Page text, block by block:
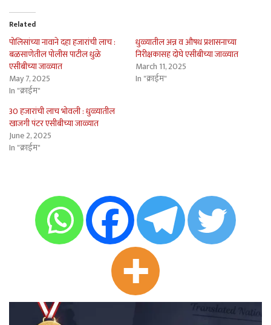
Related
पोलिसांच्या नावाने दहा हजारांची लाच :
बळसाणेतील पोलीस पाटील धुळे
एसीबीच्या जाळ्यात
May 7, 2025
In "क्राईम"
धुळ्यातील अन्न व औषध प्रशासनाच्या
निरीक्षकासह दोघे एसीबीच्या जाळ्यात
March 11, 2025
In "क्राईम"
30 हजारांची लाच भोवली : धुळ्यातील
खाजगी पंटर एसीबीच्या जाळ्यात
June 2, 2025
In "क्राईम"